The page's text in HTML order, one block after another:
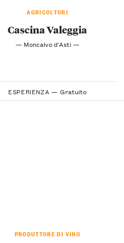
AGRICOLTORI
Cascina Valeggia
— Moncalvo d'Asti —
ESPERIENZA — Gratuito
PRODUTTORE DI VINO